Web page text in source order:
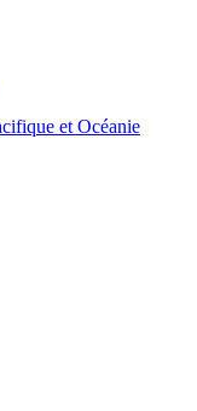
et Océanie